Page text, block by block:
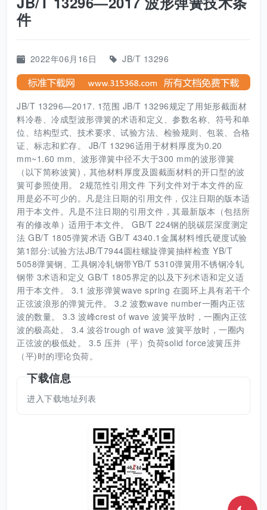
件
2022年06月16日 JB/T 13296
JB/T 13296—2017. 1范围 JB/T 13296规定了用矩形截面材
料冷卷、冷成型波形弹簧的术语和定义、参数名称、符号和单
位、结构型式、技术要求、试验方法、检验规则、包装、合格
证、标志和贮存。 JB/T 13296适用于材料厚度为0.20
mm~1.60 mm、波形弹簧中径不大于300 mm的波形弹簧
（以下简称波簧)，其他材料厚度及圆截面材料的开口型的波
簧可参照使用。 2规范性引用文件 下列文件对于本文件的应
用是必不可少的。凡是注日期的引用文件，仅注日期的版本适
用于本文件。凡是不注日期的引用文件，其最新版本（包括所
有的修改单）适用于本文件。 GB/T 224钢的脱碳层深度测定
法 GB/T 1805弹簧术语 GB/T 4340.1金属材料维氏硬度试验
第1部分:试验方法JB/T7944圆柱螺旋弹簧抽样检查 YB/T
5058弹簧钢、工具钢冷轧钢带YB/T 5310弹簧用不锈钢冷轧
钢带 3术语和定义 GB/T 1805界定的以及下列术语和定义适
用于本文件。 3.1 波形弹簧wave spring 在圆环上具有若干个
正弦波浪形的弹簧元件。 3.2 波数wave number一圈内正弦
波的数量。 3.3 波峰crest of wave 波簧平放时，一圈内正弦
波的极高处。 3.4 波谷trough of wave 波簧平放时，一圈内
正弦波的极低处。 3.5 压并（平）负荷solid force波簧压并
（平)时的理论负荷。
下载信息
进入下载地址列表